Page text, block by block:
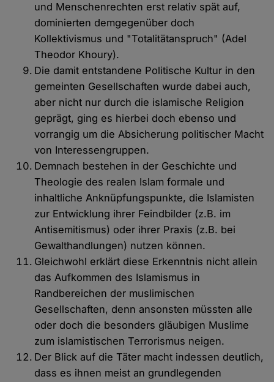
und Menschenrechten erst relativ spät auf,
dominierten demgegenüber doch
Kollektivismus und "Totalitätanspruch" (Adel
Theodor Khoury).
Die damit entstandene Politische Kultur in den
gemeinten Gesellschaften wurde dabei auch,
aber nicht nur durch die islamische Religion
geprägt, ging es hierbei doch ebenso und
vorrangig um die Absicherung politischer Macht
von Interessengruppen.
Demnach bestehen in der Geschichte und
Theologie des realen Islam formale und
inhaltliche Anknüpfungspunkte, die Islamisten
zur Entwicklung ihrer Feindbilder (z.B. im
Antisemitismus) oder ihrer Praxis (z.B. bei
Gewalthandlungen) nutzen können.
Gleichwohl erklärt diese Erkenntnis nicht allein
das Aufkommen des Islamismus in
Randbereichen der muslimischen
Gesellschaften, denn ansonsten müssten alle
oder doch die besonders gläubigen Muslime
zum islamistischen Terrorismus neigen.
Der Blick auf die Täter macht indessen deutlich,
dass es ihnen meist an grundlegenden